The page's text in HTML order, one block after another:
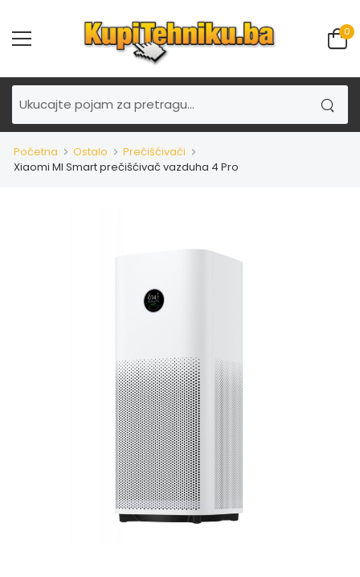
0
Početna Ostalo
Prečišćivači
Xiaomi MI Smart prečišćivač vazduha 4 Pro